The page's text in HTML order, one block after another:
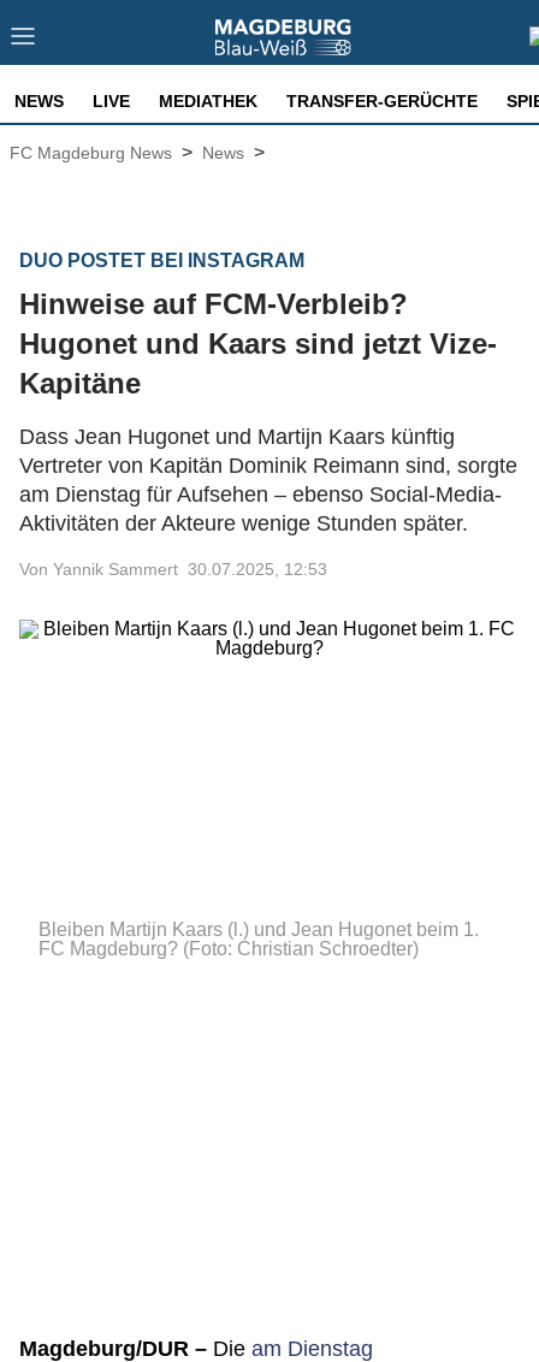
NEWS LIVE MEDIATHEK TRANSFER-GERÜCHTE
FC Magdeburg News > News >
DUO POSTET BEI INSTAGRAM
Hinweise auf FCM-Verbleib?
Hugonet und Kaars sind jetzt Vize-
Kapitäne
Dass Jean Hugonet und Martijn Kaars künftig
Vertreter von Kapitän Dominik Reimann sind, sorgte
am Dienstag für Aufsehen – ebenso Social-Media-
Aktivitäten der Akteure wenige Stunden später.
Von Yannik Sammert 30.07.2025, 12:53
Bleiben Martijn Kaars (l.) und Jean Hugonet beim 1.
FC Magdeburg? (Foto: Christian Schroedter)
Magdeburg/DUR – Die am Dienstag